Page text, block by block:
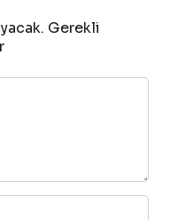
Gerekli